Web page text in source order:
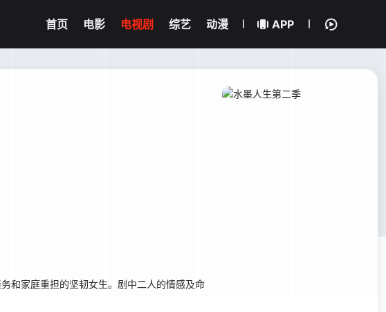
首页 电影 电视剧 综艺 动漫 APP
和家庭重担的坚韧女生。剧中二人的情感及命